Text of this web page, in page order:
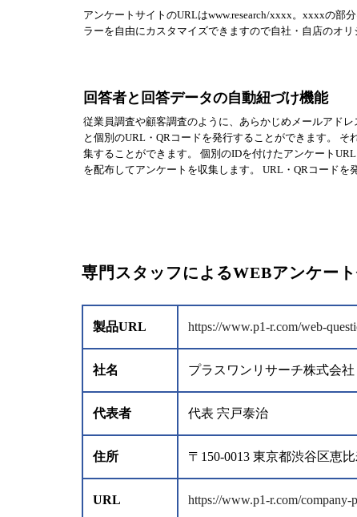
アンケートサイトのURLはwww.research/xxxx。xxxxの部
ラーを自由にカスタマイズできますので自社・自店のオ
回答者と回答データの自動紐づけ機能
従業員調査や顧客調査のように、あらかじめメールアド
と個別のURL・QRコードを発行することができます。
集することができます。 個別のIDを付けたアンケート
を配布してアンケートを収集します。 URL・QRコードを
専門スタッフによるWEBアンケー
製品URL https://www.p1-r.com/web-
社名 プラスワンリサーチ株式会社
代表者 代表 宍戸泰治
住所 〒150-0013 東京都渋谷区恵
URL https://www.p1-r.com/company-